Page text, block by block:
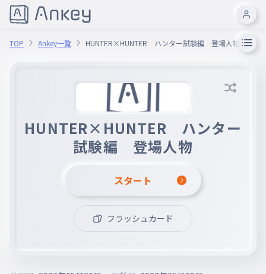
TOP Ankey一覧 HUNTER×HUNTER ハンター試験編 登場人物
HUNTER×HUNTER ハンター
試験編 登場人物
スタート
フラッシュカード